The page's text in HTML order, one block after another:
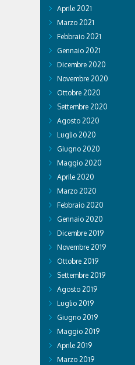
Aprile 2021
Marzo 2021
Febbraio 2021
Gennaio 2021
Dicembre 2020
Novembre 2020
Ottobre 2020
Settembre 2020
Agosto 2020
Luglio 2020
Giugno 2020
Maggio 2020
Aprile 2020
Marzo 2020
Febbraio 2020
Gennaio 2020
Dicembre 2019
Novembre 2019
Ottobre 2019
Settembre 2019
Agosto 2019
Luglio 2019
Giugno 2019
Maggio 2019
Aprile 2019
Marzo 2019